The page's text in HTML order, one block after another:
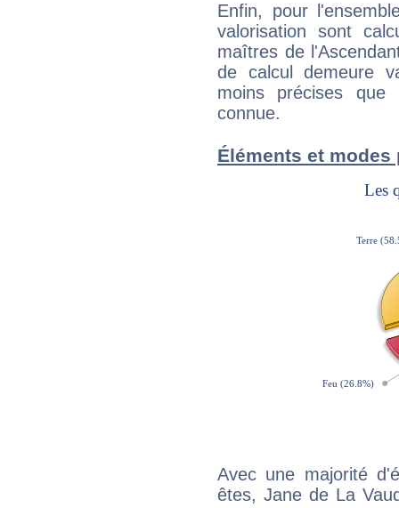
Enfin, pour
valorisation sont
maîtres de
de calcul demeure
moins précises que
connue.
Éléments et modes
Avec une majorité
êtes, Jane de La